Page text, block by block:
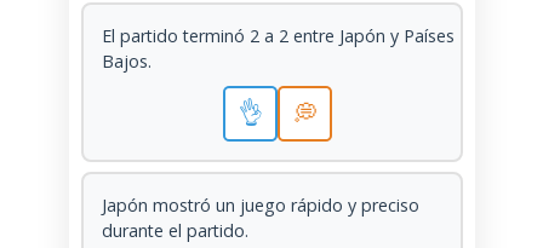
El partido terminó 2 a 2 entre Japón y Países
Bajos.
👌 💭
Japón mostró un juego rápido y preciso
durante el partido.